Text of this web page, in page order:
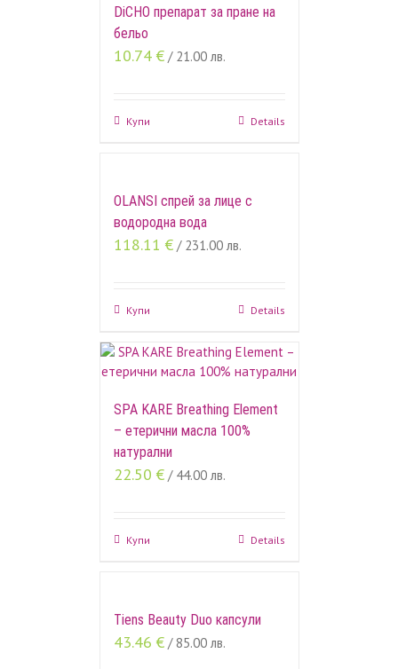
DiCHO препарат за пране на
бельо
10.74 € / 21.00 лв.
Купи Details
OLANSI спрей за лице с
водородна вода
118.11 € / 231.00 лв.
Купи Details
SPA KARE Breathing Element
– етерични масла 100%
натурални
22.50 € / 44.00 лв.
Купи Details
Tiens Beauty Duo капсули
43.46 € / 85.00 лв.